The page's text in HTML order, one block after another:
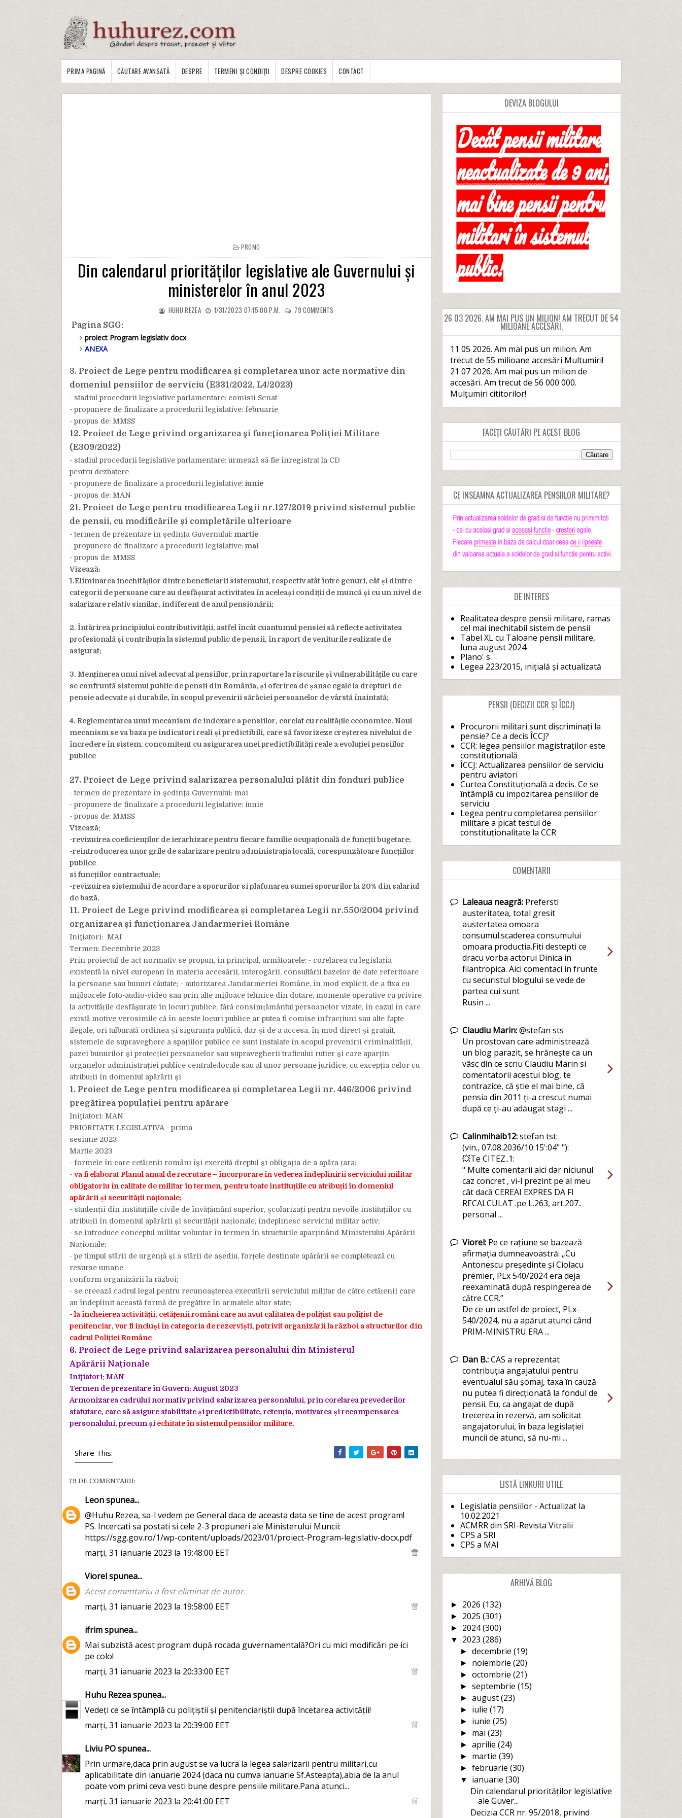
PRIMA PAGINĂ CĂUTARE AVANSATĂ DESPRE TERMENI ȘI CONDIȚII DESPRE COOKIES CONTACT
PROMO
Din calendarul priorităților legislative ale Guvernului și
ministerelor în anul 2023
HUHU REZEA 1/31/2023 07:15:00 P.M. 79 COMMENTS
Pagina SGG:
proiect Program legislativ docx
ANEXA
3. Proiect de Lege pentru modificarea şi completarea unor acte normative din
domeniul pensiilor de serviciu (E331/2022, L4/2023)
- stadiul procedurii legislative parlamentare: comisii Senat
- propunere de finalizare a procedurii legislative: februarie
- propus de: MMSS
12. Proiect de Lege privind organizarea şi funcţionarea Poliției Militare
(E309/2022)
- stadiul procedurii legislative parlamentare: urmează să fie înregistrat la CD
pentru dezbatere
- propunere de finalizare a procedurii legislative:iunie
- propus de: MAN
21. Proiect de Lege pentru modificarea Legii nr.127/2019 privind sistemul public
de pensii, cu modificările și completările ulterioare
- termen de prezentare în şedinţa Guvernului:martie
- propunere de finalizare a procedurii legislative:mai
- propus de: MMSS
Vizează:
1.Eliminarea inechităților dintre beneficiarii sistemului, respectiv atât între genuri, cât și dintre
categorii de persoane care au desfășurat activitatea în aceleași condiții de muncă și cu un nivel de
salarizare relativ similar, indiferent de anul pensionării;
2. Întărirea principiului contributivității, astfel încât cuantumul pensiei să reflecte activitatea
profesională și contribuția la sistemul public de pensii, în raport de veniturile realizate de
asigurat;
3. Menținerea unui nivel adecvat al pensiilor, prin raportare la riscurile și vulnerabilitățile cu care
se confruntă sistemul public de pensii din România, și oferirea de șanse egale la drepturi de
pensie adecvate și durabile, în scopul prevenirii sărăciei persoanelor de vârstă înaintată;
4. Reglementarea unui mecanism de indexare a pensiilor, corelat cu realitățile economice. Noul
mecanism se va baza pe indicatori reali și predictibili, care să favorizeze creșterea nivelului de
încredere în sistem, concomitent cu asigurarea unei predictibilități reale a evoluției pensiilor
publice
27. Proiect de Lege privind salarizarea personalului plătit din fonduri publice
- termen de prezentare în şedinţa Guvernului: mai
- propunere de finalizare a procedurii legislative: iunie
- propus de: MMSS
Vizează:
-revizuirea coeficienților de ierarhizare pentru fiecare familie ocupațională de funcții bugetare;
-reintroducerea unor grile de salarizare pentru administrația locală, corespunzătoare funcțiilor
publice
si funcțiilor contractuale;
-revizuirea sistemului de acordare a sporurilor si plafonarea sumei sporurilor la 20% din salariul
de bază.
11. Proiect de Lege privind modificarea și completarea Legii nr.550/2004 privind
organizarea și funcționarea Jandarmeriei Române
Iniţiatori: MAI
Termen: Decembrie 2023
Prin proiectul de act normativ se propun, în principal, următoarele: - corelarea cu legislația
existentă la nivel european în materia accesării, interogării, consultării bazelor de date referitoare
la persoane sau bunuri căutate; - autorizarea Jandarmeriei Române, în mod explicit, de a fixa cu
mijloacele foto-audio-video sau prin alte mijloace tehnice din dotare, momente operative cu privire
la activitățile desfășurate în locuri publice, fără consimțământul persoanelor vizate, în cazul în care
există motive verosimile că în aceste locuri publice ar putea fi comise infracțiuni sau alte fapte
ilegale, ori tulburată ordinea și siguranța publică, dar și de a accesa, în mod direct și gratuit,
sistemele de supraveghere a spațiilor publice ce sunt instalate în scopul prevenirii criminalității,
pazei bunurilor și protecției persoanelor sau supravegherii traficului rutier și care aparțin
organelor administrației publice centrale/locale sau al unor persoane juridice, cu excepția celor cu
atribuții în domeniul apărării și
1. Proiect de Lege pentru modificarea și completarea Legii nr. 446/2006 privind
pregătirea populației pentru apărare
Iniţiatori: MAN
PRIORITATE LEGISLATIVA - prima
sesiune 2023
Martie 2023
- formele în care cetățenii români își exercită dreptul și obligația de a apăra țara;
- va fi elaborat Planul anual de recrutare – încorporare în vederea îndeplinirii serviciului militar
obligatoriu în calitate de militar în termen, pentru toate instituțiile cu atribuții în domeniul
apărării și securității naționale;
- studenții din instituțiile civile de învățământ superior, școlarizați pentru nevoile instituțiilor cu
atribuții în domeniul apărării și securității naționale, îndeplinesc serviciul militar activ;
- se introduce conceptul militar voluntar în termen în structurile aparținând Ministerului Apărării
Naționale;
- pe timpul stării de urgență și a stării de asediu, forțele destinate apărării se completează cu
resurse umane
conform organizării la război;
- se creează cadrul legal pentru recunoașterea executării serviciului militar de către cetățenii care
au îndeplinit această formă de pregătire în armatele altor state;
- la încheierea activității, cetățenii români care au avut calitatea de polițist sau polițist de
penitenciar, vor fi incluși în categoria de rezerviști, potrivit organizării la război a structurilor din
cadrul Poliției Române
6. Proiect de Lege privind salarizarea personalului din Ministerul
Apărării Naționale
Iniţiatori: MAN
Termen de prezentare în Guvern: August 2023
Armonizarea cadrului normativ privind salarizarea personalului, prin corelarea prevederilor
statutare, care să asigure stabilitate și predictibilitate, retenția, motivarea și recompensarea
personalului, precum și echitate în sistemul pensiilor militare.
Share This:
79 DE COMENTARII:
Leonspunea...
@Huhu Rezea, sa-l vedem pe General daca de aceasta data se tine de acest program!
PS. Incercati sa postati si cele 2-3 propuneri ale Ministerului Muncii:
https://sgg.gov.ro/1/wp-content/uploads/2023/01/proiect-Program-legislativ-docx.pdf
marți, 31 ianuarie 2023 la 19:48:00 EET
Viorelspunea...
Acest comentariu a fost eliminat de autor.
marți, 31 ianuarie 2023 la 19:58:00 EET
ifrimspunea...
Mai subzistă acest program după rocada guvernamentală?Ori cu mici modificări pe ici
pe colo!
marți, 31 ianuarie 2023 la 20:33:00 EET
Huhu Rezeaspunea...
Vedeți ce se întâmplă cu polițiștii și penitenciariștii după încetarea activității!
marți, 31 ianuarie 2023 la 20:39:00 EET
Liviu POspunea...
Prin urmare,daca prin august se va lucra la legea salarizarii pentru militari,cu
aplicabilitate din ianuarie 2024 (daca nu cumva ianuarie Sf.Asteapta),abia de la anul
poate vom primi ceva vesti bune despre pensiile militare.Pana atunci...
marți, 31 ianuarie 2023 la 20:41:00 EET
DEVIZA BLOGULUI
26 03 2026. AM MAI PUS UN MILION! AM TRECUT DE 54
MILIOANE ACCESĂRI.
11 05 2026. Am mai pus un milion. Am
trecut de 55 milioane accesări Multumiri!
21 07 2026. Am mai pus un milion de
accesări. Am trecut de 56 000 000.
Mulțumiri cititorilor!
FACEȚI CĂUTĂRI PE ACEST BLOG
CE INSEAMNA ACTUALIZAREA PENSIILOR MILITARE?
DE INTERES
Realitatea despre pensii militare, ramas
cel mai inechitabil sistem de pensii
Tabel XL cu Taloane pensii militare,
luna august 2024
Plano' s
Legea 223/2015, inițială și actualizată
PENSII (DECIZII CCR ȘI ÎCCJ)
Procurorii militari sunt discriminați la
pensie? Ce a decis ÎCCJ?
CCR: legea pensiilor magistraților este
constituțională
ÎCCJ: Actualizarea pensiilor de serviciu
pentru aviatori
Curtea Constituțională a decis. Ce se
întâmplă cu impozitarea pensiilor de
serviciu
Legea pentru completarea pensiilor
militare a picat testul de
constituționalitate la CCR
COMENTARII
Laleaua neagră:Prefersti
austeritatea, total gresit
austertatea omoara
consumul.scaderea consumului
omoara productia.Fiti destepti ce
dracu vorba actorui Dinica in
filantropica. Aici comentaci in frunte
cu securistul blogului se vede de
partea cui sunt
Rusin ...
Claudiu Marin:@stefan sts
Un prostovan care administrează
un blog parazit, se hrănește ca un
vâsc din ce scriu Claudiu Marin si
comentatorii acestui blog, te
contrazice, că știe el mai bine, că
pensia din 2011 ți-a crescut numai
după ce ți-au adăugat stagi ...
Calinmihaib12:stefan tst:
(vin., 07.08.2036/10:15':04" "):
💥Te CITEZ..1:
" Multe comentarii aici dar niciunul
caz concret , vi-l prezint pe al meu
cât dacă CEREAI EXPRES DA FI
RECALCULAT .pe L.263, art.207..
personal ...
Viorel:Pe ce rațiune se bazează
afirmația dumneavoastră: „Cu
Antonescu președinte și Ciolacu
premier, PLx 540/2024 era deja
reexaminată după respingerea de
către CCR.”
De ce un astfel de proiect, PLx-
540/2024, nu a apărut atunci când
PRIM-MINISTRU ERA ...
Dan B.:CAS a reprezentat
contribuția angajatului pentru
eventualul său șomaj, taxa în cauză
nu putea fi direcționată la fondul de
pensii. Eu, ca angajat de după
trecerea în rezervă, am solicitat
angajatorului, în baza legislației
muncii de atunci, să nu-mi ...
LISTĂ LINKURI UTILE
Legislatia pensiilor - Actualizat la
10.02.2021
ACMRR din SRI-Revista Vitralii
CPS a SRI
CPS a MAI
ARHIVĂ BLOG
► 2026 (132)
► 2025 (301)
► 2024(300)
▼ 2023 (286)
► decembrie (19)
► noiembrie (20)
► octombrie (21)
► septembrie (15)
► august(23)
► iulie (17)
► iunie (25)
► mai (23)
► aprilie (24)
► martie (39)
► februarie (30)
▼ ianuarie (30)
Din calendarul priorităților legislative
ale Guver...
Decizia CCR nr. 95/2018, privind